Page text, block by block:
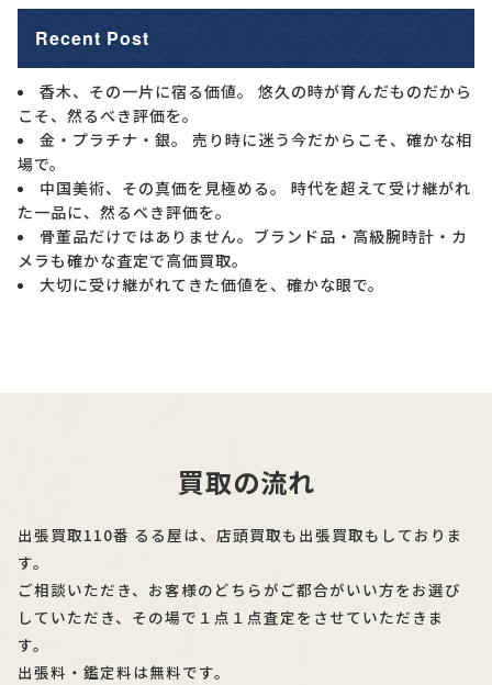
Recent Post
香木、その一片に宿る価値。 悠久の時が育んだものだから
こそ、然るべき評価を。
金・プラチナ・銀。 売り時に迷う今だからこそ、確かな相
場で。
中国美術、その真価を見極める。 時代を超えて受け継がれ
た一品に、然るべき評価を。
骨董品だけではありません。ブランド品・高級腕時計・カ
メラも確かな査定で高価買取。
大切に受け継がれてきた価値を、確かな眼で。
買取の流れ
出張買取110番 るる屋は、店頭買取も出張買取もしておりま
す。
ご相談いただき、お客様のどちらがご都合がいい方をお選び
していただき、その場で１点１点査定をさせていただきま
す。
出張料・鑑定料は無料です。